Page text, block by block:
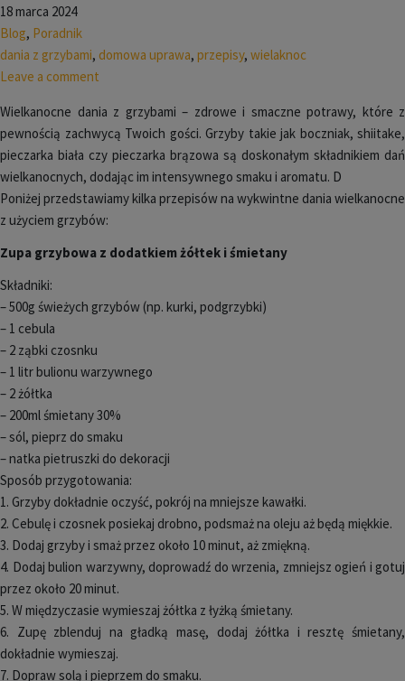
18 marca 2024
Blog, Poradnik
dania z grzybami, domowa uprawa, przepisy, wielaknoc
Leave a comment
Wielkanocne dania z grzybami – zdrowe i smaczne potrawy, które z
pewnością zachwycą Twoich gości. Grzyby takie jak boczniak, shiitake,
pieczarka biała czy pieczarka brązowa są doskonałym składnikiem dań
wielkanocnych, dodając im intensywnego smaku i aromatu. D
Poniżej przedstawiamy kilka przepisów na wykwintne dania wielkanocne
z użyciem grzybów:
Zupa grzybowa z dodatkiem żółtek i śmietany
Składniki:
– 500g świeżych grzybów (np. kurki, podgrzybki)
– 1 cebula
– 2 ząbki czosnku
– 1 litr bulionu warzywnego
– 2 żółtka
– 200ml śmietany 30%
– sól, pieprz do smaku
– natka pietruszki do dekoracji
Sposób przygotowania:
1. Grzyby dokładnie oczyść, pokrój na mniejsze kawałki.
2. Cebulę i czosnek posiekaj drobno, podsmaż na oleju aż będą miękkie.
3. Dodaj grzyby i smaż przez około 10 minut, aż zmiękną.
4. Dodaj bulion warzywny, doprowadź do wrzenia, zmniejsz ogień i gotuj
przez około 20 minut.
5. W międzyczasie wymieszaj żółtka z łyżką śmietany.
6. Zupę zblenduj na gładką masę, dodaj żółtka i resztę śmietany,
dokładnie wymieszaj.
7. Dopraw solą i pieprzem do smaku.